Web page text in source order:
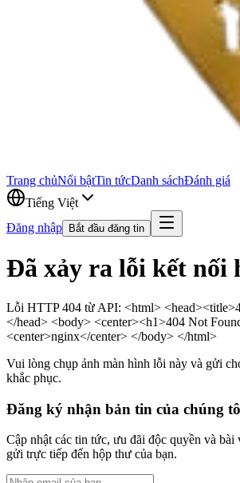
Trang chủNổi bậtTin tứcDanh sáchĐánh giá
Tiếng Việt
Đăng nhập
Bắt đầu đăng tin
Đã xảy ra lỗi kết nối
Lỗi HTTP 404 từ API: <html>
</head> <body> <center><h1>404 Not
<center>nginx</center> </body> </html>
Vui lòng chụp ảnh màn hình lỗi này và gửi
khắc phục.
Đăng ký nhận bản tin của chúng
Cập nhật các tin tức, ưu đãi độc quyền và bài
gửi trực tiếp đến hộp thư của bạn.